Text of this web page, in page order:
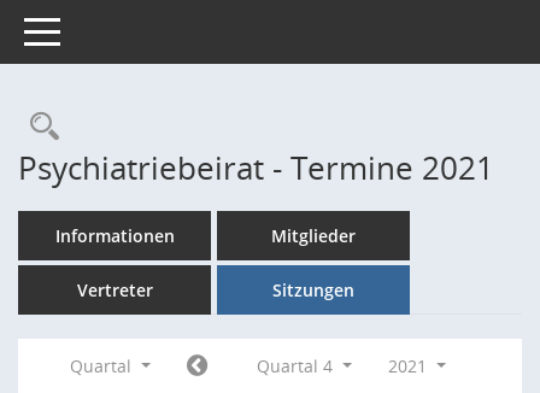
Toggle navigation
Rechercheauswahl
Psychiatriebeirat - Termine 2021
Informationen Mitglieder
Vertreter Sitzungen
Quartal Quartal 4
2021